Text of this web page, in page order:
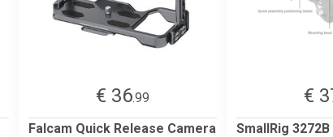
€ 36.99
Falcam Quick Release Camera
€
SmallRig